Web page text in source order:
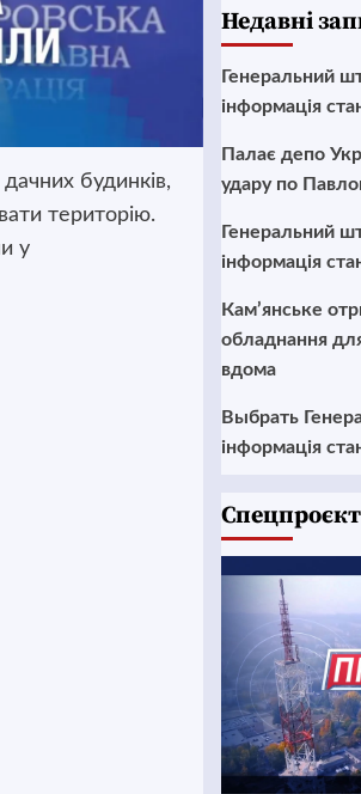
будинків,
територію.
у
Недавні
Генеральний
інформація
Палає депо
удару по
Генеральний
інформація
Кам’янське
обладнання
вдома
Выбрать
інформація